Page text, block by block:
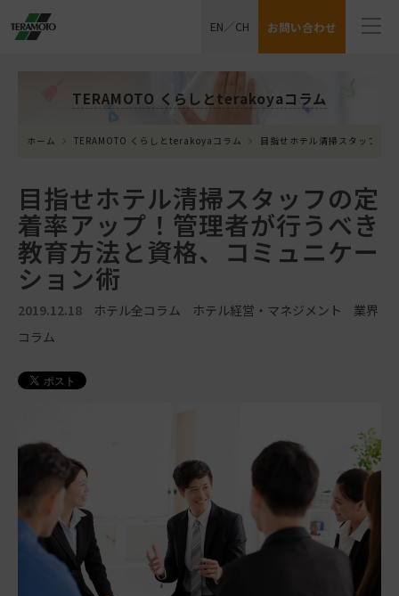
お問い合わせ
EN CH
TERAMOTO くらしとterakoyaコラム
ホーム TERAMOTO くらしとterakoyaコラム 目指せホテル清掃スタッフの
目指せホテル清掃スタッフの定
着率アップ！管理者が行うべき
教育方法と資格、コミュニケー
ション術
2019.12.18 ホテル全コラム ホテル経営・マネジメント
業界
コラム